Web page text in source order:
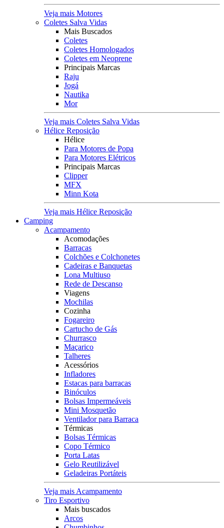
Veja mais Motores
Coletes Salva Vidas
Mais Buscados
Coletes
Coletes Homologados
Coletes em Neoprene
Principais Marcas
Raju
Jogá
Nautika
Mor
Veja mais Coletes Salva Vidas
Hélice Reposição
Hélice
Para Motores de Popa
Para Motores Elétricos
Principais Marcas
Clipper
MFX
Minn Kota
Veja mais Hélice Reposição
Camping
Acampamento
Acomodações
Barracas
Colchões e Colchonetes
Cadeiras e Banquetas
Lona Multiuso
Rede de Descanso
Viagens
Mochilas
Cozinha
Fogareiro
Cartucho de Gás
Churrasco
Maçarico
Talheres
Acessórios
Infladores
Estacas para barracas
Binóculos
Bolsas Impermeáveis
Mini Mosquetão
Ventilador para Barraca
Térmicas
Bolsas Térmicas
Copo Térmico
Porta Latas
Gelo Reutilizável
Geladeiras Portáteis
Veja mais Acampamento
Tiro Esportivo
Mais buscados
Arcos